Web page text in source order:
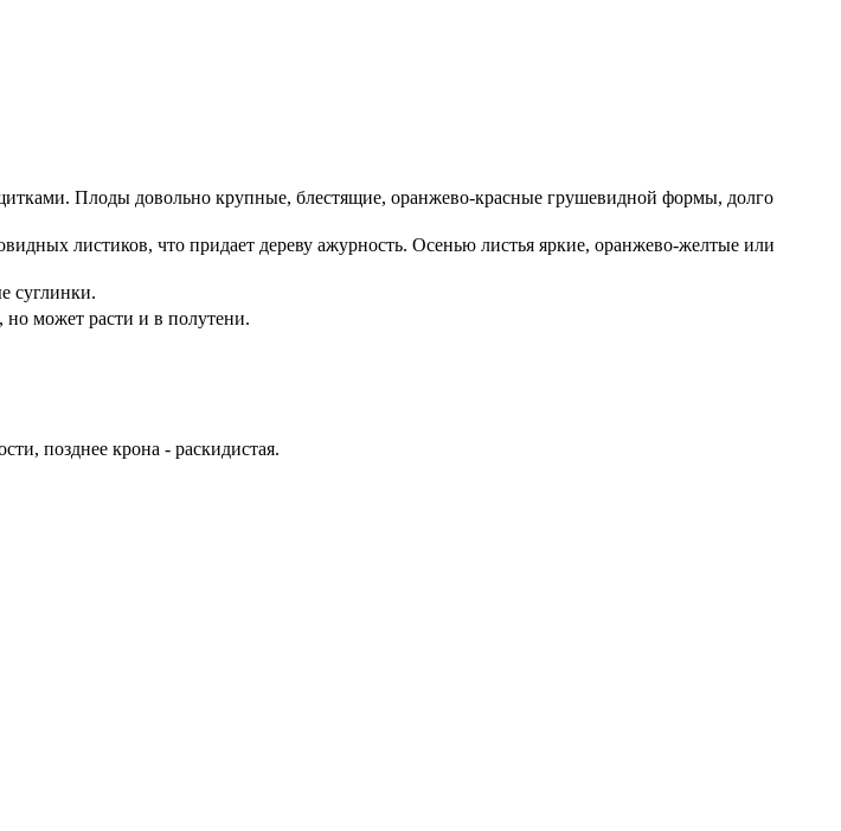
Плоды довольно крупные, блестящие, оранжево-красные грушевидной формы, долго
листиков, что придает дереву ажурность. Осенью листья яркие, оранжево-желтые или
суглинки.
но может расти и в полутени.
позднее крона - раскидистая.